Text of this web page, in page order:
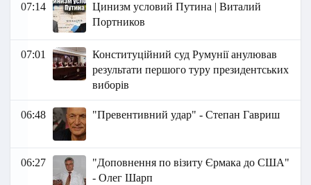
07:14
Цинизм условий Путина | Виталий
Портников
07:01
Конституційний суд Румунії анулював
результати першого туру президентських
виборів
06:48 "Превентивний удар" - Степан Гавриш
06:27
"Доповнення по візиту Єрмака до США"
- Олег Шарп